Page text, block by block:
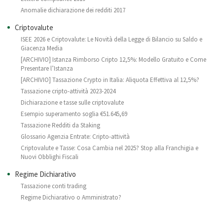
Anomalie dichiarazione dei redditi 2017
Criptovalute
ISEE 2026 e Criptovalute: Le Novità della Legge di Bilancio su Saldo e
Giacenza Media
[ARCHIVIO] Istanza Rimborso Cripto 12,5%: Modello Gratuito e Come
Presentare l’Istanza
[ARCHIVIO] Tassazione Crypto in Italia: Aliquota Effettiva al 12,5%?
Tassazione cripto-attività 2023-2024
Dichiarazione e tasse sulle criptovalute
Esempio superamento soglia €51.645,69
Tassazione Redditi da Staking
Glossario Agenzia Entrate: Cripto-attività
Criptovalute e Tasse: Cosa Cambia nel 2025? Stop alla Franchigia e
Nuovi Obblighi Fiscali
Regime Dichiarativo
Tassazione conti trading
Regime Dichiarativo o Amministrato?